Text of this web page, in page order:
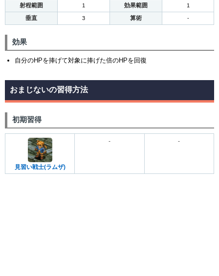
射程範囲 1 効果範囲 1
垂直 3 算術 -
効果
自分のHPを捧げて対象に捧げた倍のHPを回復
おまじないの習得方法
初期習得
見習い戦士(ラムザ)
- -